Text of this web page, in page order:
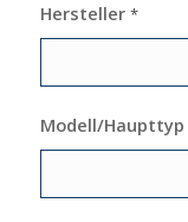
Hersteller *
Modell/Haupttyp